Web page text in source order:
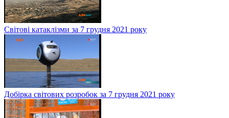
Світові катаклізми за 7 грудня 2021 року
Добірка світових розробок за 7 грудня 2021 року